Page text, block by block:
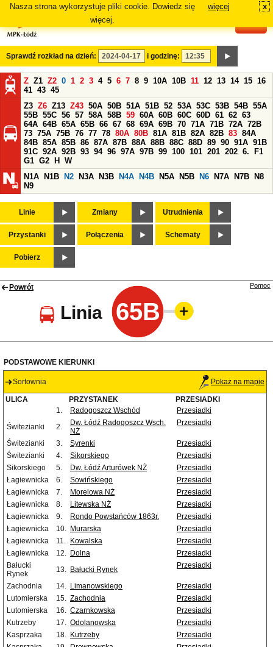
Nasza strona wykorzystuje pliki cookie. Dowiedz się
więcej.
więcej x
Sprawdź rozkład na dzień: i godzinę:
Z Z1 Z2 0 1 2 3 4 5 6 7 8 9 10A 10B 11 12 13 14 15 16
41 43 45
Z3 Z6 Z13 Z43 50A 50B 51A 51B 52 53A 53C 53B 54B 55A
55B 55C 56 57 58A 58B 59 60A 60B 60C 60D 61 62 63
64A 64B 65A 65B 66 67 68 69A 69B 70 71A 71B 72A 72B
73 75A 75B 76 77 78 80A 80B 81A 81B 82A 82B 83 84A
84B 85A 85B 86 87A 87B 88A 88B 88C 88D 89 90 91A 91B
91C 92A 92B 93 94 96 97A 97B 99 100 101 201 202 6.
F1
G1 G2 H
W
N1A
N1B N2 N3A N3B N4A N4B N5A N5B N6 N7A N7B
N8
N9
Linie Zmiany Utrudnienia
Przystanki Połączenia Schematy
Pobierz
Powrót
Linia 65B
Pomoc
PODSTAWOWE KIERUNKI
Sortownia Pokaż na mapie
ULICA PRZYSTANEK
PRZESIADKI
1.
Radogoszcz Wschód
Przesiadki
Świtezianki
2.
Dw. Łódź Radogoszcz Wsch.
NŻ
Przesiadki
Świtezianki 3. Syrenki
Przesiadki
Świtezianki
4. Sikorskiego
Przesiadki
Sikorskiego
5. Dw. Łódź Arturówek NŻ
Przesiadki
Łagiewnicka
6. Sowińskiego
Przesiadki
Łagiewnicka
7. Morelowa NŻ
Przesiadki
Łagiewnicka
8. Litewska NŻ
Przesiadki
Łagiewnicka
9. Rondo Powstańców 1863r.
Przesiadki
Łagiewnicka
10. Murarska
Przesiadki
Łagiewnicka
11. Kowalska
Przesiadki
Łagiewnicka
12. Dolna
Przesiadki
Bałucki
Rynek
13. Bałucki Rynek Przesiadki
Zachodnia 14. Limanowskiego
Przesiadki
Lutomierska
15. Zachodnia
Przesiadki
Lutomierska
16. Czarnkowska
Przesiadki
Kutrzeby
17. Odolanowska
Przesiadki
Kasprzaka
18. Kutrzeby
Przesiadki